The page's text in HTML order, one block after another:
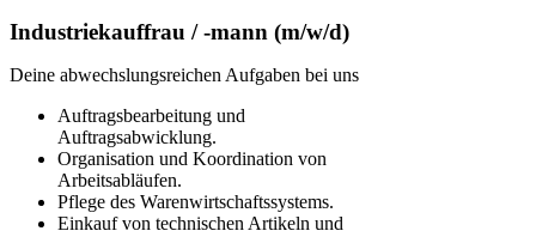
Industriekauffrau / -mann (m/w/d)
Deine abwechslungsreichen Aufgaben bei uns
Auftragsbearbeitung und
Auftragsabwicklung.
Organisation und Koordination von
Arbeitsabläufen.
Pflege des Warenwirtschaftssystems.
Einkauf von technischen Artikeln und